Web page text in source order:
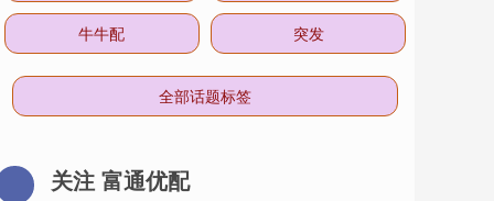
牛牛配 突发
全部话题标签
关注 富通优配